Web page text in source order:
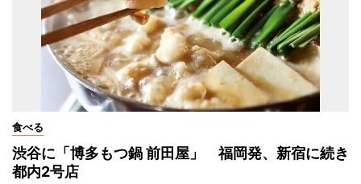
食べる
渋谷に「博多もつ鍋 前田屋」 福岡発、新宿に続き
都内2号店